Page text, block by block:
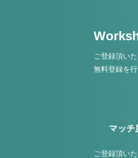
ご登録頂い
無料登録を
マッチ
ご登録頂い